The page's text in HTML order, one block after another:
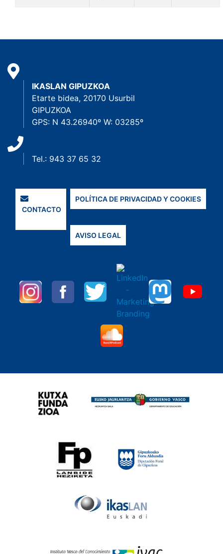
IKASLAN GIPUZKOA
Etarte bidea, 20170 Usurbil
GIPUZKOA
GPS: N 43.26940º W: 03285º
Tel.: 943 37 65 32
CONTACTO
POLÍTICA DE PRIVACIDAD Y COOKIES
AVISO LEGAL